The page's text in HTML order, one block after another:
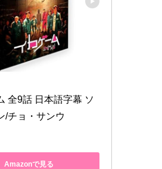
全9話 日本語字幕 ソ
/チョ・サンウ
Amazonで見る